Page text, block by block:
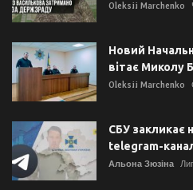
Oleksii Marchenko
Новий
вітає Миколу
Oleksii Marchenko
СБУ закликає
telegram-
Альона Зюзіна